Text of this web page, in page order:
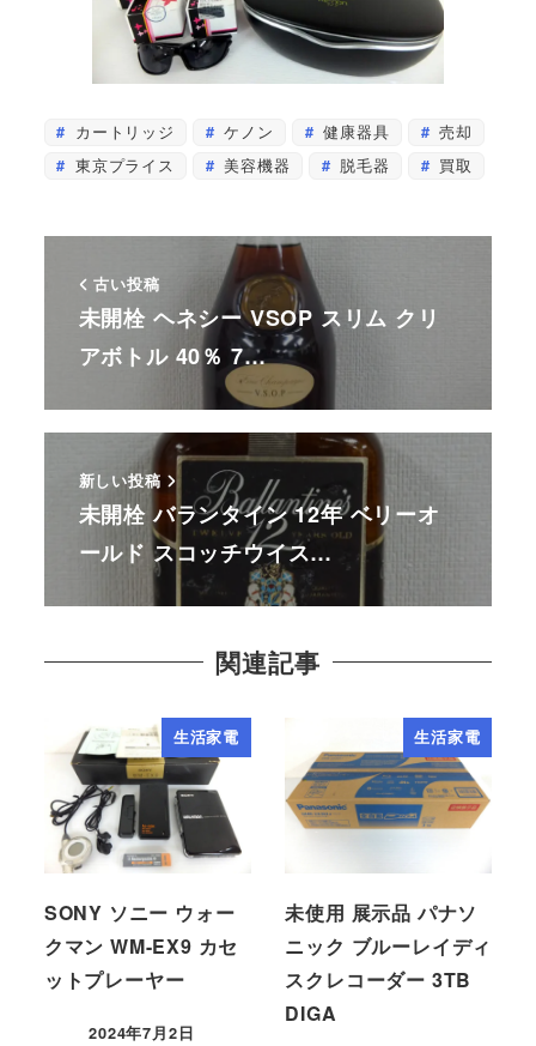
カートリッジ ケノン 健康器具
売却
東京プライス
美容機器 脱毛器 買取
古い投稿
未開栓 ヘネシー VSOP スリム クリ
アボトル 40％ 7…
新しい投稿
未開栓 バランタイン 12年 ベリーオ
ールド スコッチウイス…
関連記事
生活家電
SONY ソニー ウォー
クマン WM-EX9 カセ
ットプレーヤー
2024年7月2日
生活家電
未使用 展示品 パナソ
ニック ブルーレイディ
スクレコーダー 3TB
DIGA